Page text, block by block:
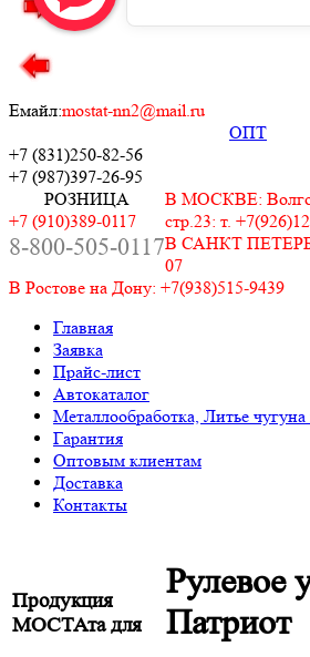
Емайл:mostat-nn2@mail.ru
ОПТ
+7 (831)250-82-56
+7 (987)397-26-95
РОЗНИЦА
+7 (910)389-0117
8-800-505-0117
В МОСКВЕ:
стр.23: т.
В САНКТ
07
В Ростове на Дону: +7(938)515-9439
Главная
Заявка
Прайс-лист
Автокаталог
Металлообработка, Литье чугуна
Гарантия
Оптовым клиентам
Доставка
Контакты
Продукция
МОСТАта для
Рулевое
Патриот